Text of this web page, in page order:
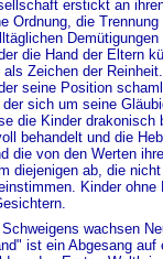
erstickt an
Ordnung, die Trennung
die Hand der Eltern
Zeichen der
seine Position
sich um seine
die Kinder drakonisch
behandelt und die
die von den Werten
diejenigen ab, die
Kinder ohne
wachsen
ist ein Abgesang auf